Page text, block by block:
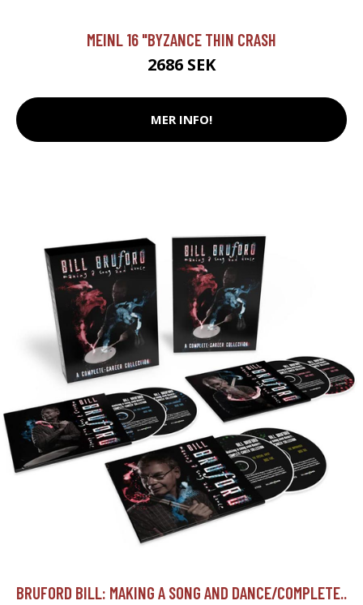
MEINL 16 "BYZANCE THIN CRASH
2686 SEK
MER INFO!
BRUFORD BILL: MAKING A SONG AND DANCE/COMPLETE..